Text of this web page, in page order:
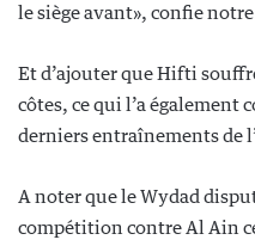
le siège avant», confie
Et d’ajouter que Hifti
côtes, ce qui l’a également
derniers entraînements de
A noter que le Wydad
compétition contre Al Ain